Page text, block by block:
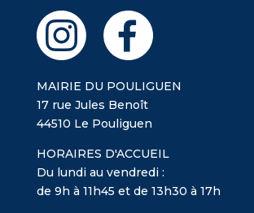
MAIRIE DU POULIGUEN
17 rue Jules Benoît
44510 Le Pouliguen
HORAIRES D'ACCUEIL
Du lundi au vendredi :
de 9h à 11h45 et de 13h30 à 17h